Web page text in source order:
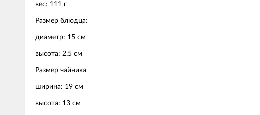
вес: 111 г
Размер блюдца:
диаметр: 15 см
высота: 2,5 см
Размер чайника:
ширина: 19 см
высота: 13 см